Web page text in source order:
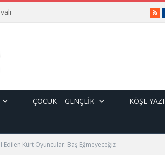
ÇOCUK – GENÇLIK KÖŞE
Edilen Kürt Oyuncular: Baş Eğmeyeceğiz